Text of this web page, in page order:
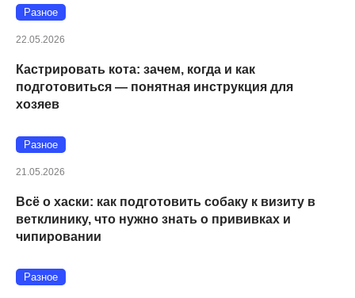
Разное
22.05.2026
Кастрировать кота: зачем, когда и как
подготовиться — понятная инструкция для
хозяев
Разное
21.05.2026
Всё о хаски: как подготовить собаку к визиту в
ветклинику, что нужно знать о прививках и
чипировании
Разное